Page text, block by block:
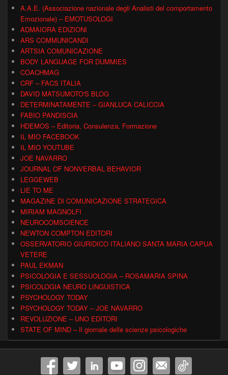
A.A.E. (Associazione nazionale degli Analisti del comportamento
Emozionale) – EMOTUSOLOGI
ADMAIORA EDIZIONI
ARS COMMUNICANDI
ARTSIA COMUNICAZIONE
BODY LANGUAGE FOR DUMMIES
COACHMAG
CRF – FACS ITALIA
DAVID MATSUMOTO'S BLOG
DETERMINATAMENTE – GIANLUCA CALICCIA
FABIO PANDISCIA
HDEMOS – Editoria, Consulenza, Formazione
IL MIO FACEBOOK
IL MIO YOUTUBE
JOE NAVARRO
JOURNAL OF NONVERBAL BEHAVIOR
LEGGEWEB
LIE TO ME
MAGAZINE DI COMUNICAZIONE STRATEGICA
MIRIAM MAGNOLFI
NEUROCOMSCIENCE
NEWTON COMPTON EDITORI
OSSERVATORIO GIURIDICO ITALIANO SANTA MARIA CAPUA
VETERE
PAUL EKMAN
PSICOLOGIA E SESSUOLOGIA – ROSAMARIA SPINA
PSICOLOGIA NEURO LINGUISTICA
PSYCHOLOGY TODAY
PSYCHOLOGY TODAY – JOE NAVARRO
REVOLUZIONE – UNO EDITORI
STATE OF MIND – Il giornale delle scienze psicologiche